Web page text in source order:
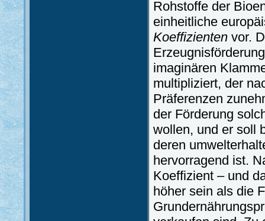
Rohstoffe der
einheitliche
Koeffizienten vor.
imaginären
multipliziert, der
Präferenzen
der Förderung
wollen, und er soll
deren
hervorragend ist.
Koeffizient – und
höher sein als die